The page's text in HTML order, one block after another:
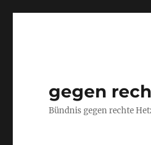
gegen
Bündnis gegen rechte